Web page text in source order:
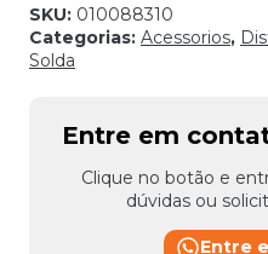
WELD
CUT
quantidade
SKU: 010088310
Categorias: Acessorios,
Solda
Entre em
Clique no botão e
dúvidas ou
Entre